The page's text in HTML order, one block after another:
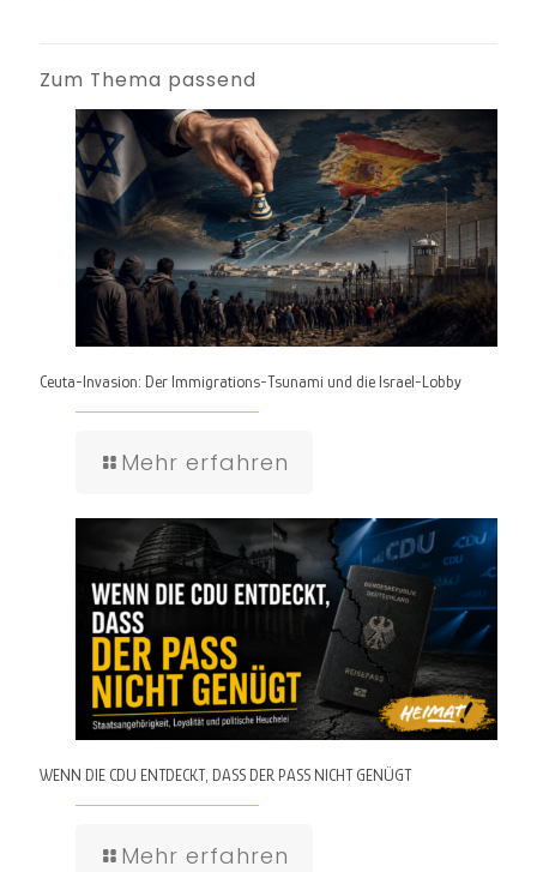
Zum Thema passend
Ceuta-Invasion: Der Immigrations-Tsunami und die Israel-Lobby
Mehr erfahren
WENN DIE CDU ENTDECKT, DASS DER PASS NICHT GENÜGT
Mehr erfahren